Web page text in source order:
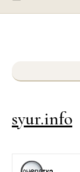
syur.info